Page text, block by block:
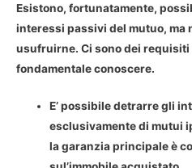
Esistono, fortunatamente,
interessi passivi del mutuo, ma
usufruirne. Ci sono dei requisiti
fondamentale conoscere.
E’ possibile detrarre gli
esclusivamente di mutui
la garanzia principale è